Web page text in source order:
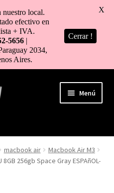
Menú
macbook air
Macbook Air M3
8GB 256gb Space Gray ESPAñOL-
nuestro local.
efectivo en
+ IVA.
5656 |
2034,
Aires.
Cerrar !
X